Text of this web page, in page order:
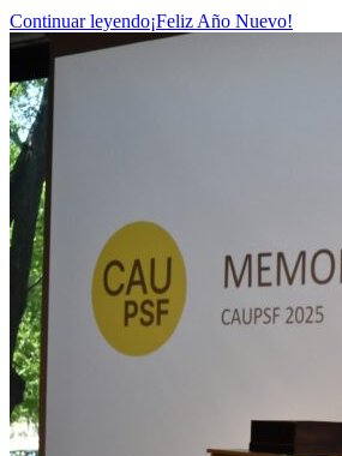
Continuar leyendo¡Feliz Año Nuevo!